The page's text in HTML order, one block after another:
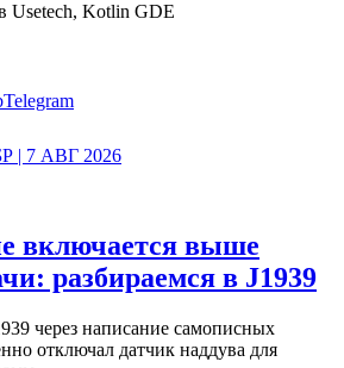
Usetech, Kotlin GDE
Telegram
7 АВГ 2026
включается выше
разбираемся в J1939
через написание самописных
отключал датчик наддува для